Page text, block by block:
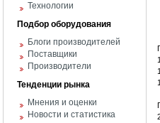
Технологии
Подбор оборудования
Блоги производителей
Поставщики
Производители
Тенденции рынка
Мнения и оценки
Новости и статистика